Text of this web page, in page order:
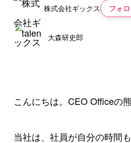
株式会社ギックス フォ
大森研史郎
こんにちは。CEO Officeの熊
当社は、社員が自分の時間